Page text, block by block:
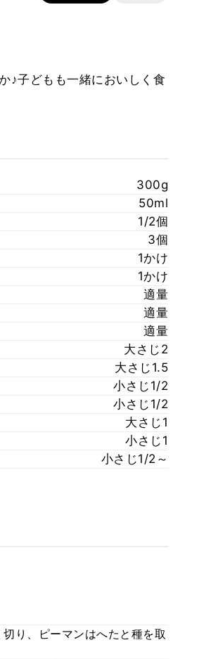
♪子どもも一緒においしく食
300g
50ml
1/2個
3個
1かけ
1かけ
適量
適量
適量
大さじ2
大さじ1.5
小さじ1/2
小さじ1/2
大さじ1
小さじ1
小さじ1/2～
り、ピーマンはへたと種を取